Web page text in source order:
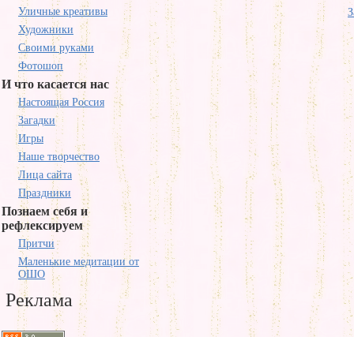
Уличные креативы
Художники
Своими руками
Фотошоп
И что касается нас
Настоящая Россия
Загадки
Игры
Наше творчество
Лица сайта
Праздники
Познаем себя и
рефлексируем
Притчи
Маленькие медитации от
ОШО
Реклама